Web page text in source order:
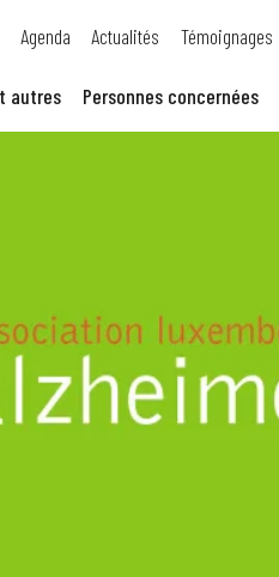
Agenda Actualités Témoignages
autres Personnes concernées